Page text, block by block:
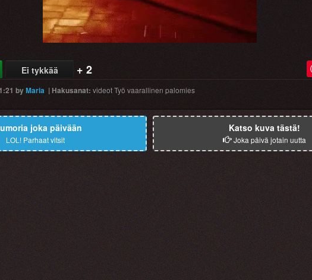
Ei tykkää + 2
byMaria |Hakusanat: videotTyö vaarallinen palomies
joka päivään
LOL! Parhaat vitsit
Katso kuva tästä!
Joka päivä jotain uutta